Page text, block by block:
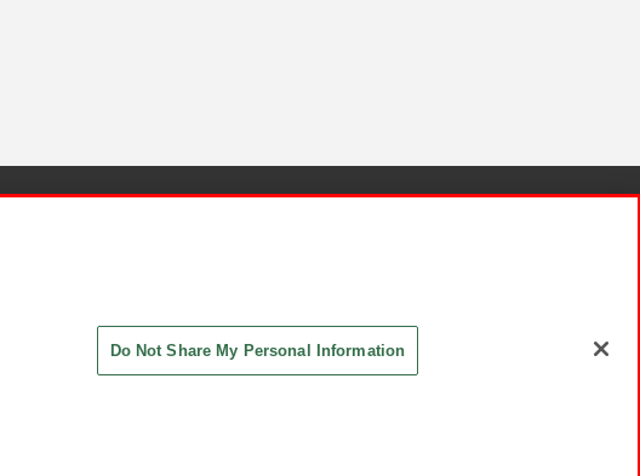
Do Not Share My Personal Information